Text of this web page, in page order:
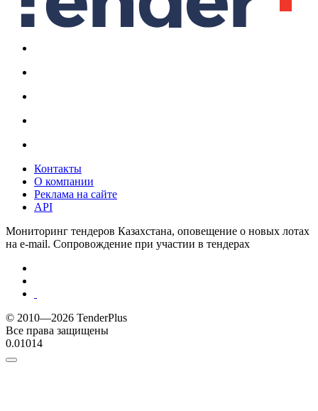
Контакты
О компании
Реклама на сайте
API
Мониторинг тендеров Казахстана, оповещение о новых лотах
на e-mail. Сопровождение при участии в тендерах
© 2010—2026 TenderPlus
Все права защищены
0.01014